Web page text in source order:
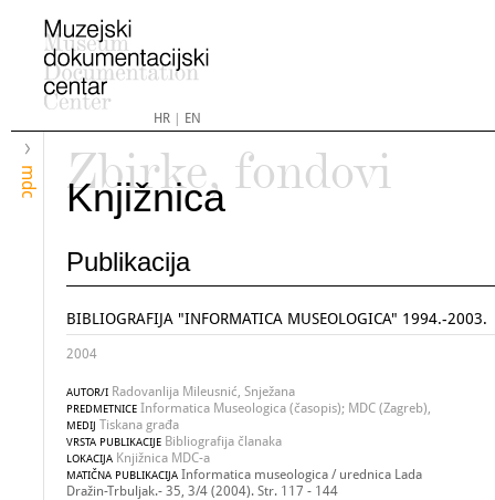
HR| EN
mdc
Zbirke, fondovi
Knjižnica
Publikacija
BIBLIOGRAFIJA "INFORMATICA MUSEOLOGICA" 1994.-2003.
2004
AUTOR/I Radovanlija Mileusnić, Snježana
PREDMETNICE Informatica Museologica (časopis); MDC (Zagreb),
MEDIJ Tiskana građa
VRSTA PUBLIKACIJE Bibliografija članaka
LOKACIJA Knjižnica MDC-a
MATIČNA PUBLIKACIJA Informatica museologica / urednica Lada
Dražin-Trbuljak.- 35, 3/4 (2004). Str. 117 - 144